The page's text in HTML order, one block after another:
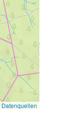
Datenquellen